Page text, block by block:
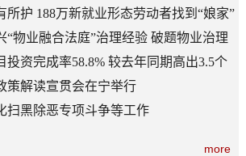
所护 188万新就业形态劳动者找到“娘家”
“物业融合法庭”治理经验 破题物业治理
投资完成率58.8% 较去年同期高出3.5个
策解读宣贯会在宁举行
扫黑除恶专项斗争等工作
more